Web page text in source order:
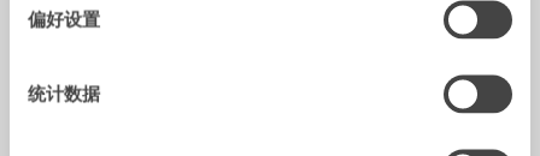
偏好设置
统计数据